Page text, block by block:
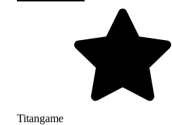
Titangame